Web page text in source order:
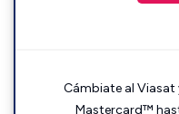
Cámbiate al
Mastercard™